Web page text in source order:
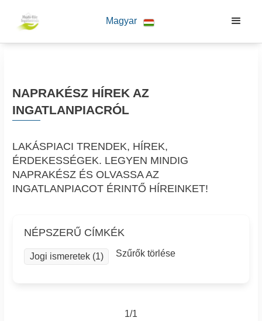
Magyar
NAPRAKÉSZ HÍREK AZ
INGATLANPIACRÓL
LAKÁSPIACI TRENDEK, HÍREK,
ÉRDEKESSÉGEK. LEGYEN MINDIG
NAPRAKÉSZ ÉS OLVASSA AZ
INGATLANPIACOT ÉRINTŐ HÍREINKET!
1/1
NÉPSZERŰ CÍMKÉK
Jogi ismeretek (1) Szűrők törlése